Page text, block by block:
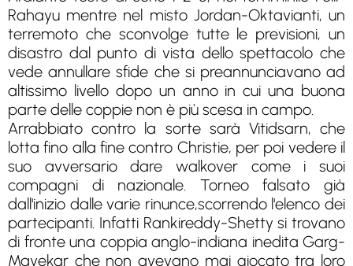
Rahayu mentre nel misto Jordan-Oktavianti, un
terremoto che sconvolge tutte le previsioni, un
disastro dal punto di vista dello spettacolo che
vede annullare sfide che si preannunciavano ad
altissimo livello dopo un anno in cui una buona
parte delle coppie non è più scesa in campo.
Arrabbiato contro la sorte sarà Vitidsarn, che
lotta fino alla fine contro Christie, per poi vedere il
suo avversario dare walkover come i suoi
compagni di nazionale. Torneo falsato già
dall'inizio dalle varie rinunce,scorrendo l'elenco dei
partecipanti. Infatti Rankireddy-Shetty si trovano
di fronte una coppia anglo-indiana inedita Garg-
Mayekar che non avevano mai giocato tra loro